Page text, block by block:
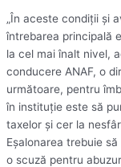
„În aceste condiţii şi
întrebarea principală
la cel mai înalt nivel,
conducere ANAF, o
următoare, pentru
în instituţie este să
taxelor şi cer la
Eşalonarea trebuie
o scuză pentru